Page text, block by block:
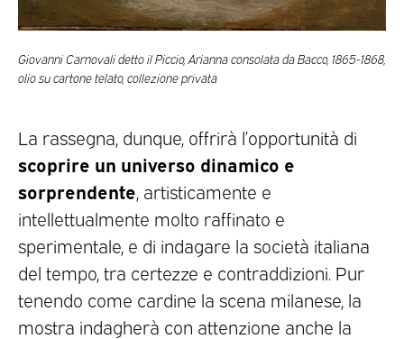
Giovanni Carnovali detto il Piccio, Arianna consolata da Bacco, 1865-1868,
olio su cartone telato, collezione privata
La rassegna, dunque, offrirà l’opportunità di
scoprire un universo dinamico e
sorprendente , artisticamente e
intellettualmente molto raffinato e
sperimentale, e di indagare la società italiana
del tempo, tra certezze e contraddizioni. Pur
tenendo come cardine la scena milanese, la
mostra indagherà con attenzione anche la